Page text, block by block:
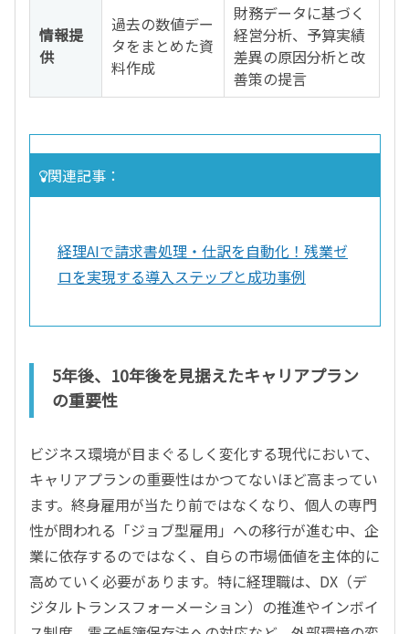
情報提
供
過去の数値デー
タをまとめた資
料作成
財務データに基づく
経営分析、予算実績
差異の原因分析と改
善策の提言
関連記事：
経理AIで請求書処理・仕訳を自動化！残業ゼ
ロを実現する導入ステップと成功事例
5年後、10年後を見据えたキャリアプラン
の重要性
ビジネス環境が目まぐるしく変化する現代において、
キャリアプランの重要性はかつてないほど高まってい
ます。終身雇用が当たり前ではなくなり、個人の専門
性が問われる「ジョブ型雇用」への移行が進む中、企
業に依存するのではなく、自らの市場価値を主体的に
高めていく必要があります。特に経理職は、DX（デ
ジタルトランスフォーメーション）の推進やインボイ